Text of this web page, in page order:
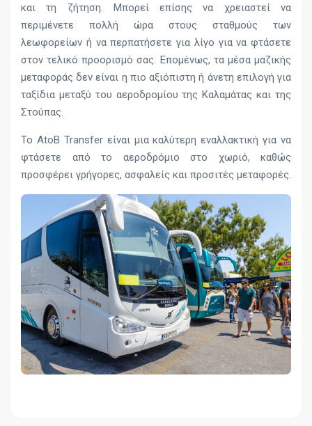
και τη ζήτηση. Μπορεί επίσης να χρειαστεί να
περιμένετε πολλή ώρα στους σταθμούς των
λεωφορείων ή να περπατήσετε για λίγο για να φτάσετε
στον τελικό προορισμό σας. Επομένως, τα μέσα μαζικής
μεταφοράς δεν είναι η πιο αξιόπιστη ή άνετη επιλογή για
ταξίδια μεταξύ του αεροδρομίου της Καλαμάτας και της
Στούπας.
Το AtoB Transfer είναι μια καλύτερη εναλλακτική για να
φτάσετε από το αεροδρόμιο στο χωριό, καθώς
προσφέρει γρήγορες, ασφαλείς και προσιτές μεταφορές.